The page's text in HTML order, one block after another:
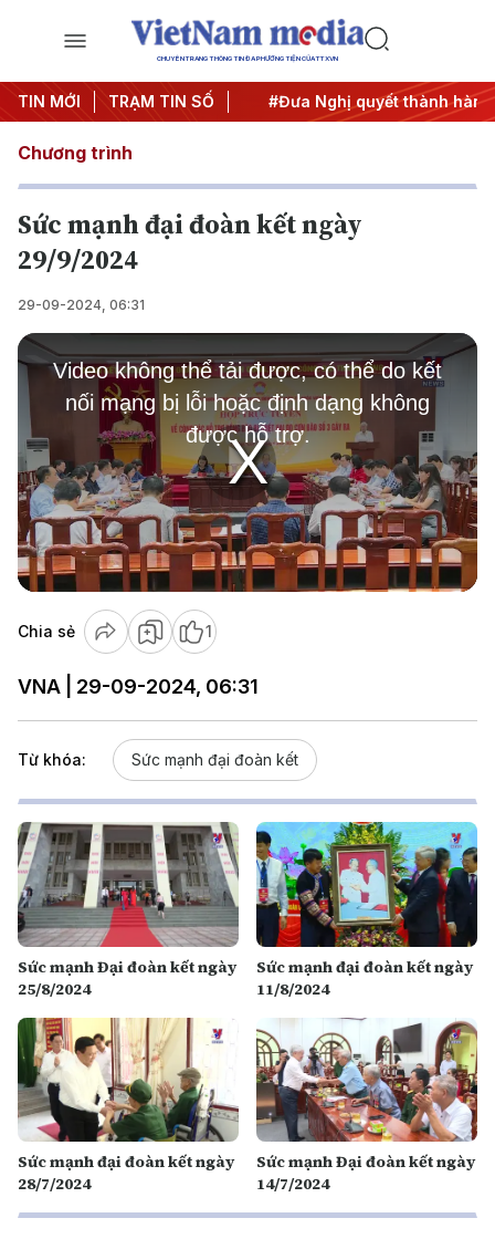
CHUYÊN TRANG THÔNG TIN ĐA PHƯƠNG TIỆN CỦA TTXVN
TIN MỚI TRẠM TIN SỐ
ương 3 #APEC 2027 #Đưa Nghị quyết thành hành
Chương trình
Sức mạnh đại đoàn kết ngày
29/9/2024
29-09-2024, 06:31
Play
Video
This
is
modal
window.
Video không thể tải được, có thể do kết
nối mạng bị lỗi hoặc định dạng không
được hỗ trợ.
Chia sẻ 1
VNA | 29-09-2024, 06:31
Từ khóa: Sức mạnh đại đoàn kết
Sức mạnh Đại đoàn kết ngày
25/8/2024
Sức mạnh đại đoàn kết ngày
11/8/2024
Sức mạnh đại đoàn kết ngày
28/7/2024
Sức mạnh Đại đoàn kết ngày
14/7/2024